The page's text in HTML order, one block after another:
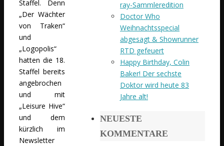
Staffel. Denn
„Der Wächter
von Traken“
und
„Logopolis“
hatten die 18.
Staffel bereits
angebrochen
und mit
„Leisure Hive“
und dem
kürzlich im
Newsletter
ray-Sammleredition
Doctor Who
Weihnachtsspecial
abgesagt & Showrunner
RTD gefeuert
Happy Birthday, Colin
Baker! Der sechste
Doktor wird heute 83
Jahre alt!
NEUESTE
KOMMENTARE